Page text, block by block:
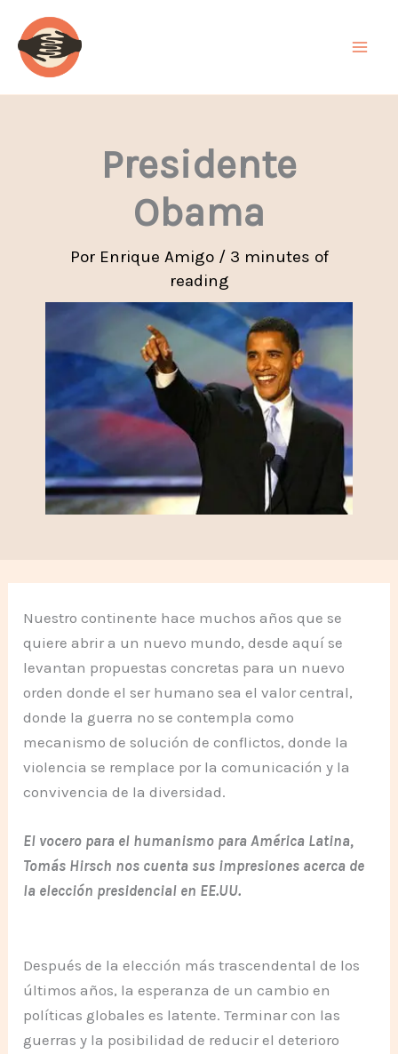
contenido
Presidente
Obama
Por Enrique Amigo / 3 minutes of
reading
Nuestro continente hace muchos años que se
quiere abrir a un nuevo mundo, desde aquí se
levantan propuestas concretas para un nuevo
orden donde el ser humano sea el valor central,
donde la guerra no se contempla como
mecanismo de solución de conflictos, donde la
violencia se remplace por la comunicación y la
convivencia de la diversidad.
El vocero para el humanismo para América Latina,
Tomás Hirsch nos cuenta sus impresiones acerca de
la elección presidencial en EE.UU.
Después de la elección más trascendental de los
últimos años, la esperanza de un cambio en
políticas globales es latente. Terminar con las
guerras y la posibilidad de reducir el deterioro